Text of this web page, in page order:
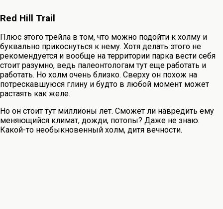
Red Hill Trail
Плюс этого трейла в том, что можно подойти к холму и
буквально прикоснуться к нему. Хотя делать этого не
рекомендуется и вообще на территории парка вести себя
стоит разумно, ведь палеонтологам тут еще работать и
работать. Но холм очень близко. Сверху он похож на
потрескавшуюся глину и будто в любой момент может
растаять как желе.
Но он стоит тут миллионы лет. Сможет ли навредить ему
меняющийся климат, дожди, потопы? Даже не знаю.
Какой-то необыкновенный холм, дитя вечности.